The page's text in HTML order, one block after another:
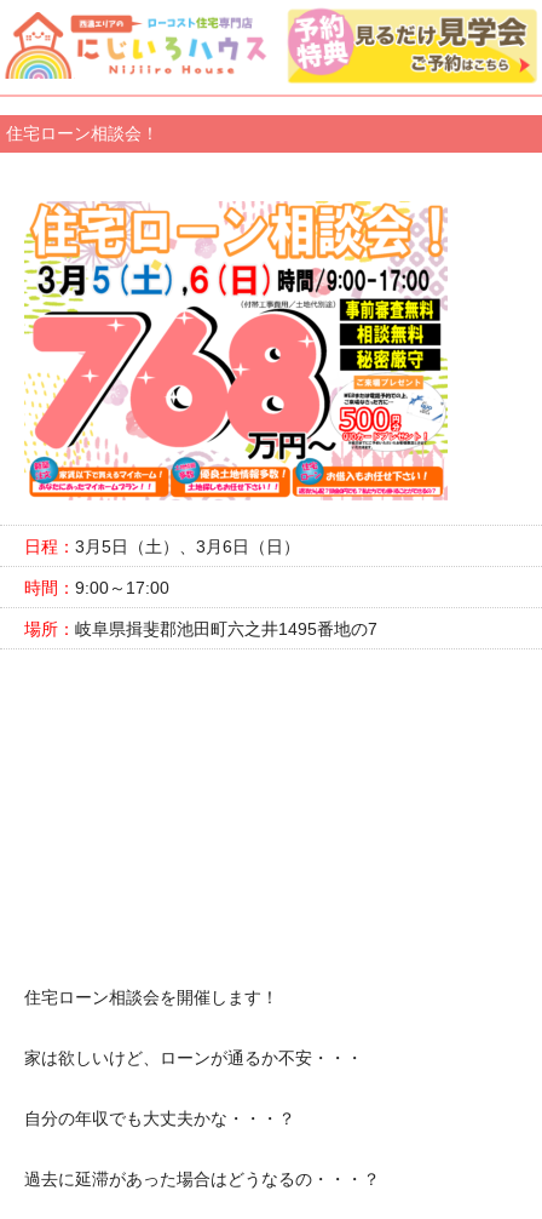
住宅ローン相談会！
日程： 3月5日（土）、3月6日（日）
時間： 9:00～17:00
場所： 岐阜県揖斐郡池田町六之井1495番地の7
住宅ローン相談会を開催します！
家は欲しいけど、ローンが通るか不安・・・
自分の年収でも大丈夫かな・・・？
過去に延滞があった場合はどうなるの・・・？